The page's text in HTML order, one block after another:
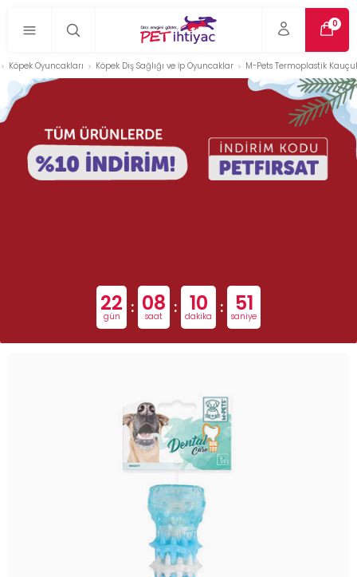
0
Köpek Oyuncakları Köpek Diş Sağlığı ve İp Oyuncaklar M-Pets Termoplastik
22
gün : 08
saat : 10
dakika : 50
saniye